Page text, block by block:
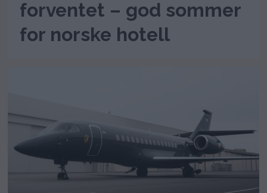
forventet – god sommer
for norske hotell